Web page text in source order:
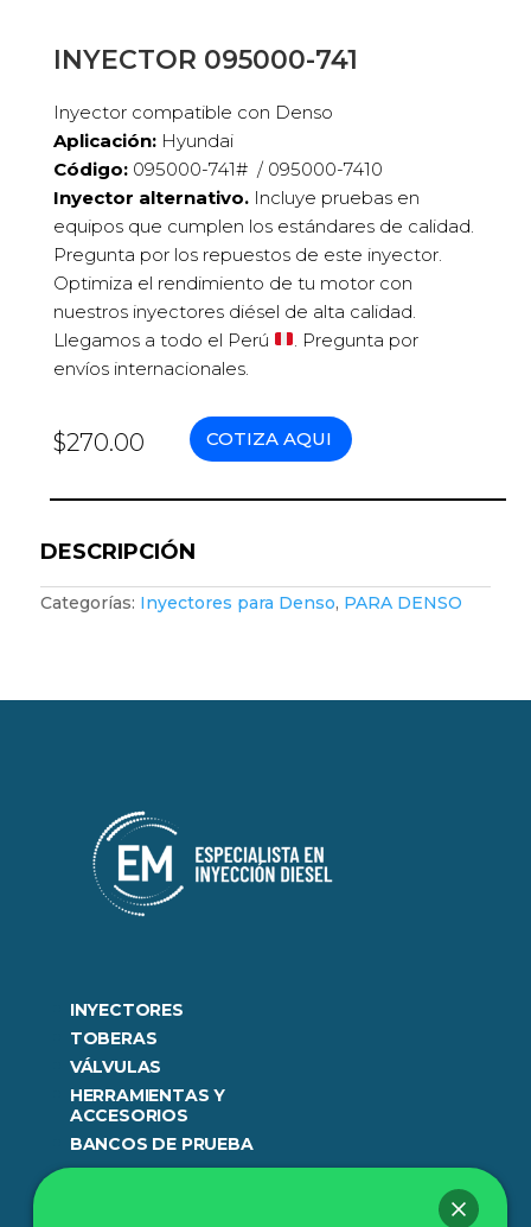
INYECTOR 095000-741
Inyector compatible con Denso
Aplicación:Hyundai
Código:095000-741# / 095000-7410
Inyector alternativo.Incluye pruebas en
equipos que cumplen los estándares de calidad.
Pregunta por los repuestos de este inyector.
Optimiza el rendimiento de tu motor con
nuestros inyectores diésel de alta calidad.
Llegamos a todo el Perú
. Pregunta por
envíos internacionales.
COTIZA AQUI
$270.00
DESCRIPCIÓN
Categorías: Inyectores para Denso, PARA DENSO
INYECTORES
TOBERAS
VÁLVULAS
HERRAMIENTAS Y
ACCESORIOS
BANCOS DE PRUEBA